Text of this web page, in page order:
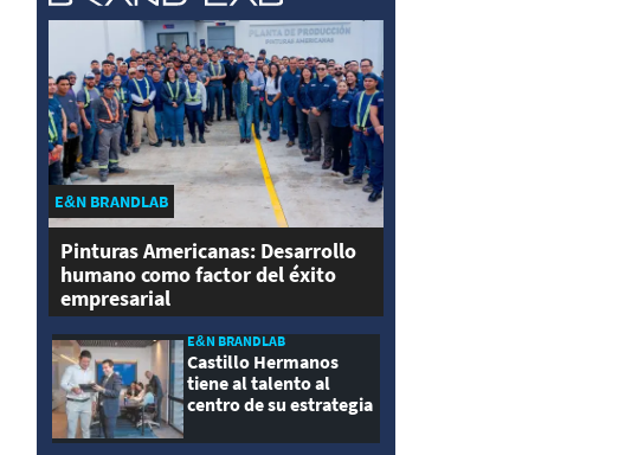
E&N BRANDLAB
Pinturas Americanas: Desarrollo
humano como factor del éxito
empresarial
E&N BRANDLAB
Castillo Hermanos
tiene al talento al
centro de su estrategia